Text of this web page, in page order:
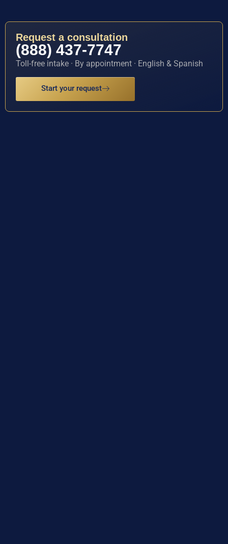
Request a consultation
(888) 437-7747
Toll-free intake · By appointment · English & Spanish
Start your request